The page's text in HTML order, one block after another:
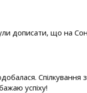
дописати, що на
Спілкування
успіху!